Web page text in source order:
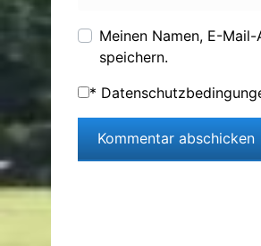
Meinen Namen, E-
speichern.
*